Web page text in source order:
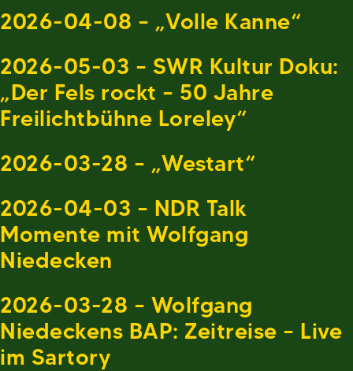
2026-04-08 – „Volle Kanne“
2026-05-03 – SWR Kultur Doku:
„Der Fels rockt – 50 Jahre
Freilichtbühne Loreley“
2026-03-28 – „Westart“
2026-04-03 – NDR Talk
Momente mit Wolfgang
Niedecken
2026-03-28 – Wolfgang
Niedeckens BAP: Zeitreise – Live
im Sartory